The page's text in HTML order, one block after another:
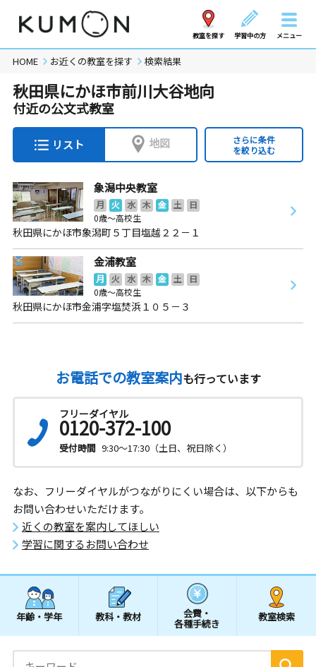
教室を探す 学習中の方 メニュー
HOME お近くの教室を探す 検索結果
秋田県にかほ市前川大谷地向
付近の公文式教室
リスト 地図
さらに条件
を絞り込む
象潟中央教室
月 火 水 木 金 土
日
0歳～高校生
秋田県にかほ市象潟町５丁目塩越２２－１
金浦教室
月 火 水 木 金 土
日
0歳～高校生
秋田県にかほ市金浦字塩焚浜１０５－３
お電話での教室案内も行っています
フリーダイヤル
0120-372-100
受付時間 9:30～17:30（土日、祝日除く）
なお、フリーダイヤルがつながりにくい場合は、以下からも
お問い合わせいただけます。
近くの教室を案内してほしい
学習に関するお問い合わせ
年齢・学年 教科・教材 会費・
各種手続き
教室検索